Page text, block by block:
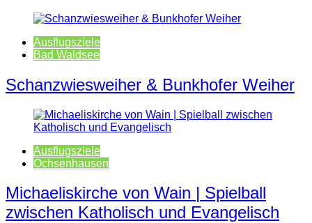
Ausflugsziele
Bad Waldsee
Schanzwiesweiher & Bunkhofer Weiher
Ausflugsziele
Ochsenhausen
Michaeliskirche von Wain | Spielball
zwischen Katholisch und Evangelisch